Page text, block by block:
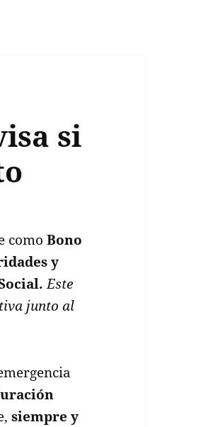
si
comoBono
y
Este
junto al
siempre y